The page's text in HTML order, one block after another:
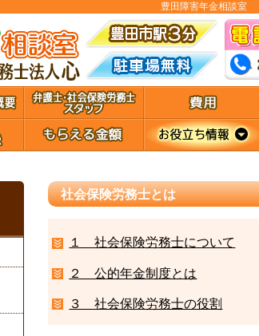
豊田障害年金相談室
社会保険労務士とは
１ 社会保険労務士について
２ 公的年金制度とは
３ 社会保険労務士の役割